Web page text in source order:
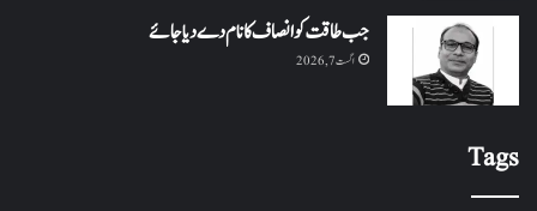
جب طاقت کو انصاف کا نام دے دیا جائے
اگست 7, 2026
Tags